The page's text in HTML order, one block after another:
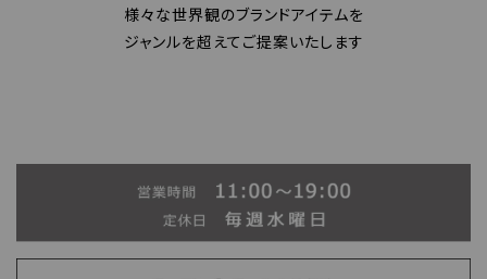
様々な世界観のブランドアイテムを
ジャンルを超えてご提案いたします